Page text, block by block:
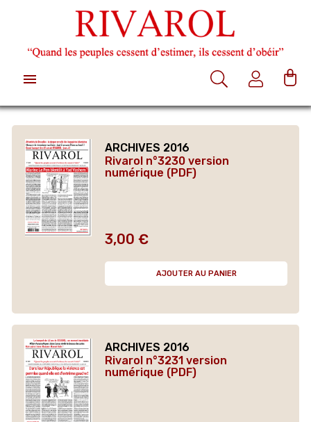

ARCHIVES 2016
Rivarol n°3230 version
numérique (PDF)
Prix
3,00 €
AJOUTER AU PANIER
ARCHIVES 2016
Rivarol n°3231 version
numérique (PDF)